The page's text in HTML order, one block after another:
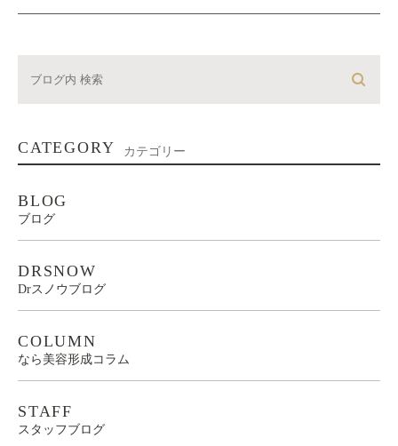
CATEGORY カテゴリー
BLOG
ブログ
DRSNOW
Drスノウブログ
COLUMN
なら美容形成コラム
STAFF
スタッフブログ